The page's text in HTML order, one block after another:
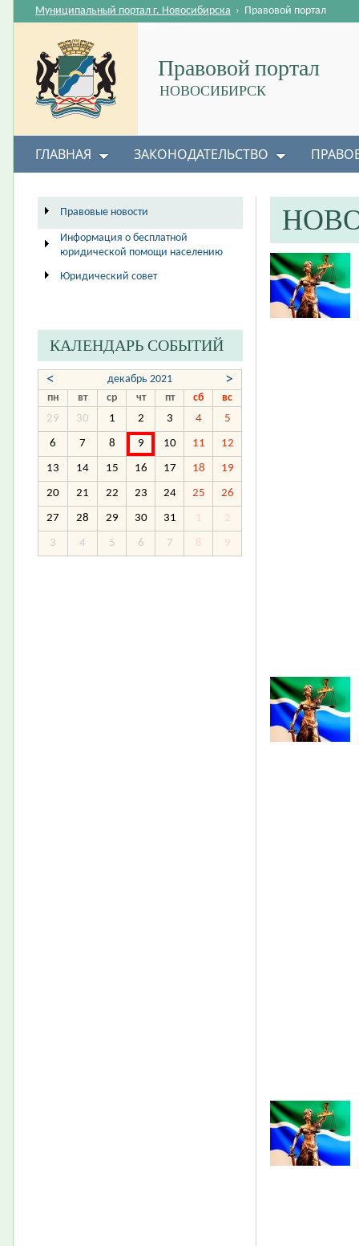
Правовой портал
НОВОСИБИРСК
Муниципальный портал г. Новосибирска › Правовой портал
ГЛАВНАЯ ЗАКОНОДАТЕЛЬСТВО
Правовые новости
Информация о бесплатной
юридической помощи населению
Юридический совет
КАЛЕНДАРЬ СОБЫТИЙ
< декабрь 2021 >
пн вт ср чт пт сб
вс
29
30 1 2 3 4 5
6 7 8 9 10 11 12
13 14 15 16 17 18 19
20 21 22 23 24 25 26
27 28 29 30 31 1 2
3 4 5 6 7 8 9